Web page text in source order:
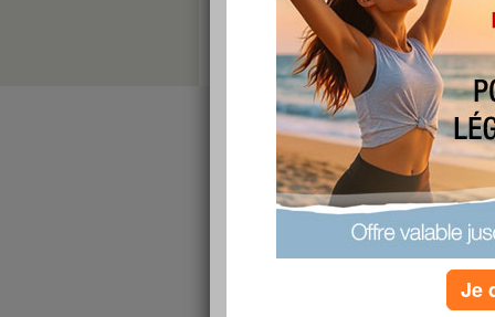
kikoo.du jeudi..
publié le 30/10/2008 à 15:05
happy
Je